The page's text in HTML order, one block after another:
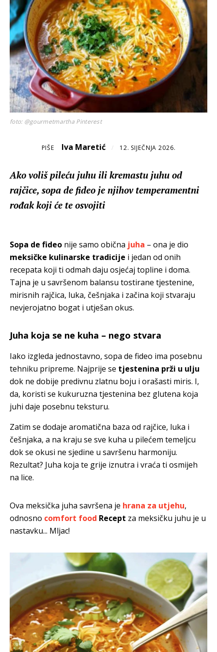
foto: @gourmetmartha Pinterest
PIŠE Iva Maretić / 12. SIJEČNJA 2026.
Ako voliš pileću juhu ili kremastu juhu od
rajčice, sopa de fideo je njihov temperamentni
rođak koji će te osvojiti
Sopa de fideo nije samo obična juha – ona je dio
meksičke kulinarske tradicije i jedan od onih
recepata koji ti odmah daju osjećaj topline i doma.
Tajna je u savršenom balansu tostirane tjestenine,
mirisnih rajčica, luka, češnjaka i začina koji stvaraju
nevjerojatno bogat i utješan okus.
Juha koja se ne kuha – nego stvara
Iako izgleda jednostavno, sopa de fideo ima posebnu
tehniku pripreme. Najprije se tjestenina prži u ulju
dok ne dobije predivnu zlatnu boju i orašasti miris. I,
da, koristi se kukuruzna tjestenina bez glutena koja
juhi daje posebnu teksturu.
Zatim se dodaje aromatična baza od rajčice, luka i
češnjaka, a na kraju se sve kuha u pilećem temeljcu
dok se okusi ne sjedine u savršenu harmoniju.
Rezultat? Juha koja te grije iznutra i vraća ti osmijeh
na lice.
Ova meksička juha savršena je hrana za utjehu,
odnosno comfort food Recept za meksičku juhu je u
nastavku... Mljac!